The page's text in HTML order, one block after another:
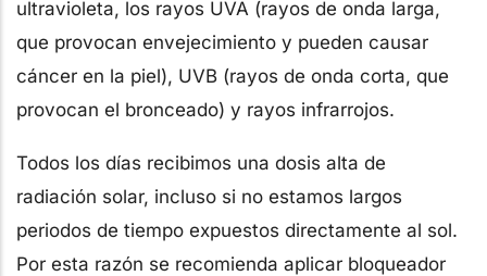
ultravioleta, los rayos UVA (rayos de onda larga,
que provocan envejecimiento y pueden causar
cáncer en la piel), UVB (rayos de onda corta, que
provocan el bronceado) y rayos infrarrojos.
Todos los días recibimos una dosis alta de
radiación solar, incluso si no estamos largos
periodos de tiempo expuestos directamente al sol.
Por esta razón se recomienda aplicar bloqueador